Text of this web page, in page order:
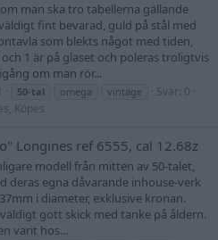
man ska tro tabellerna gällande
fint bevarad, guld på stål med
som blekts något med tiden,
1 är på glaset och poleras troligtvis
om man rör...
50-tal omega vintage
Svar: 0
Köpes
Longines ref 6555, cal 12.68z
modell från mitten av 50-talet,
deras egna dåvarande inhouse-verk
i diameter, exklusive kronan.
gott skick med tanke på åldern.
varit hos...